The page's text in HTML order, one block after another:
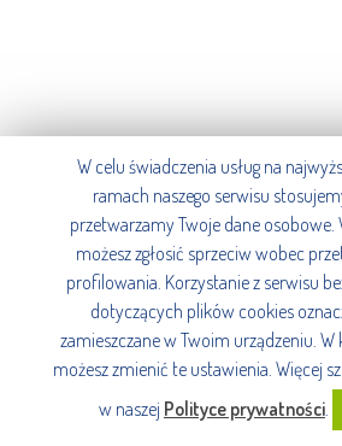
W celu świadczenia usług na
ramach naszego serwisu
przetwarzamy Twoje dane
możesz zgłosić sprzeciw wobec
profilowania. Korzystanie z serwisu
dotyczących plików cookies
zamieszczane w Twoim urządzeniu.
możesz zmienić te ustawienia. Więcej
w naszej Polityce prywatności.